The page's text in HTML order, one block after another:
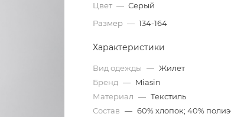
Цвет — Серый
Размер — 134-164
Характеристики
Вид одежды — Жилет
Бренд — Miasin
Материал — Текстиль
Состав — 60% хлопок; 40%